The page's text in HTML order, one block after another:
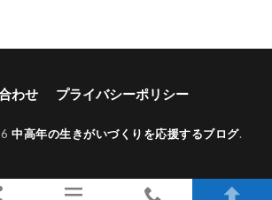
わせ プライバシーポリシー
中高年の生きがいづくりを応援するブログ.